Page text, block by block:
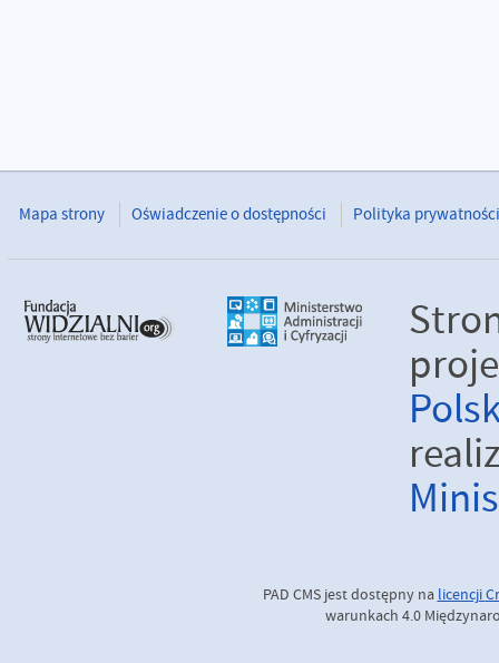
Mapa strony Oświadczenie o dostępności Polityka prywatności
PAD CMS jest dostępny na licencji
warunkach 4.0